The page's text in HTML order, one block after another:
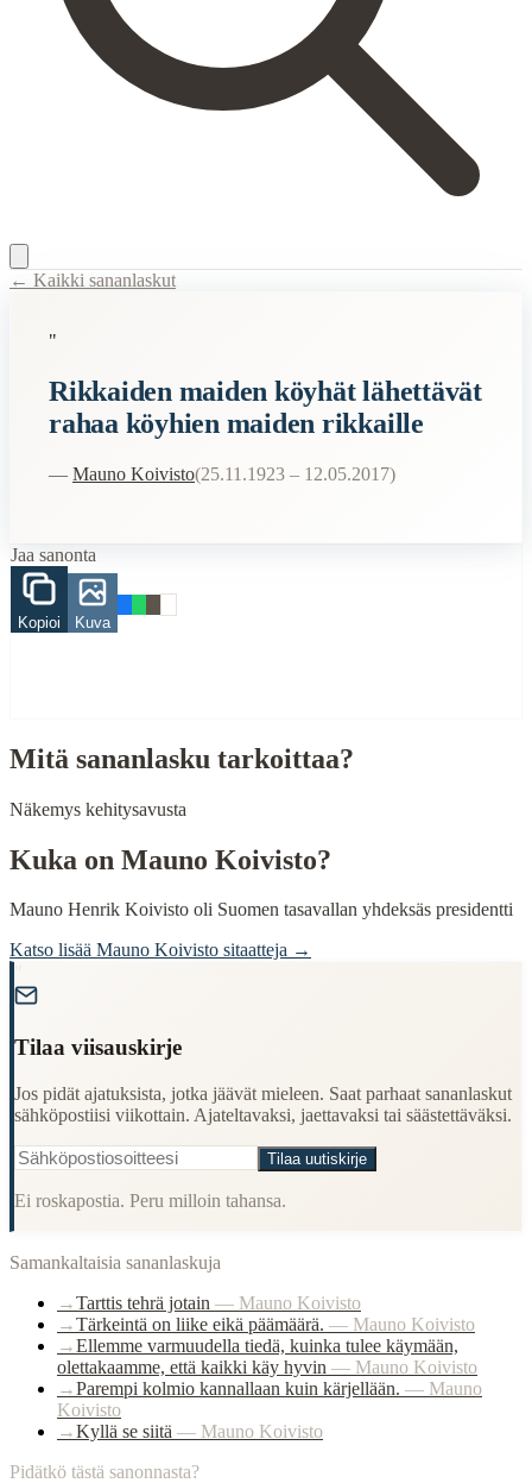
Description:Näkemys kehitysavusta
Semantic Themes
Hauskat
Related Topics
rikas
maa
köyhä
Finding Finnish proverbs about specific topics
Understanding Finnish cultural wisdom
Finding quotes for speeches or writing
Cultural Context
Language:Finnish (suomi)
Origin:Finland
Period:
← Kaikki sananlaskut
"
Rikkaiden maiden köyhät lähettävät
rahaa köyhien maiden rikkaille
— Mauno Koivisto(25.11.1923 – 12.05.2017)
Jaa sanonta
Kopioi Kuva
Mitä sananlasku tarkoittaa?
Näkemys kehitysavusta
Kuka on Mauno Koivisto?
Mauno Henrik Koivisto oli Suomen tasavallan yhdeksäs presidentti
Katso lisää Mauno Koivisto sitaatteja →
Tilaa viisauskirje
Jos pidät ajatuksista, jotka jäävät mieleen. Saat parhaat sananlaskut
sähköpostiisi viikottain. Ajateltavaksi, jaettavaksi tai säästettäväksi.
Tilaa uutiskirje
Ei roskapostia. Peru milloin tahansa.
Samankaltaisia sananlaskuja
→Tarttis tehrä jotain — Mauno Koivisto
→Tärkeintä on liike eikä päämäärä. — Mauno Koivisto
→Ellemme varmuudella tiedä, kuinka tulee käymään,
olettakaamme, että kaikki käy hyvin — Mauno Koivisto
→Parempi kolmio kannallaan kuin kärjellään. — Mauno
Koivisto
→Kyllä se siitä — Mauno Koivisto
Pidätkö tästä sanonnasta?